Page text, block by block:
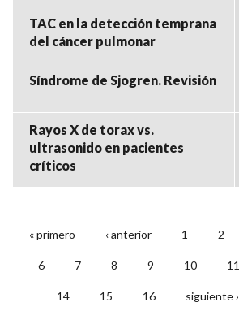
TAC en la detección temprana
del cáncer pulmonar
Síndrome de Sjogren. Revisión
Rayos X de torax vs.
ultrasonido en pacientes
críticos
PÁGINAS
« primero ‹ anterior 1 2
6 7 8 9 10 11
14 15 16 siguiente ›